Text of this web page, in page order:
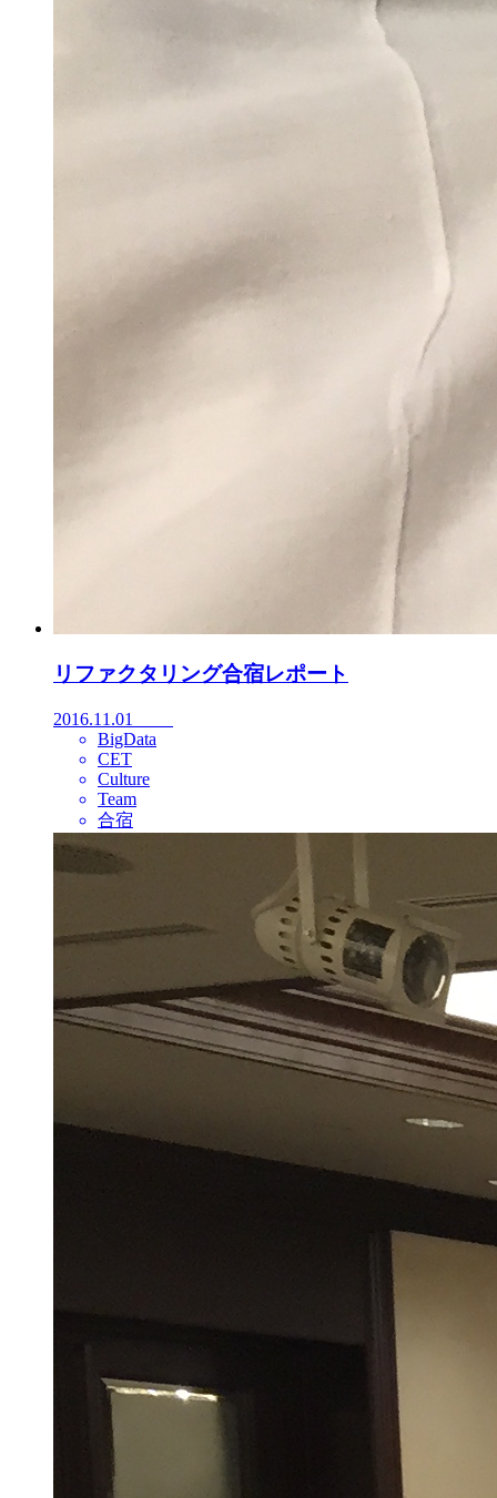
リファクタリング合宿レポート
2016.11.01
BigData
CET
Culture
Team
合宿